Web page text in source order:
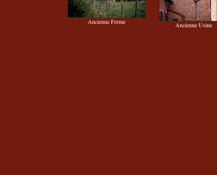
Ancienne Ferme Ancienne Usine